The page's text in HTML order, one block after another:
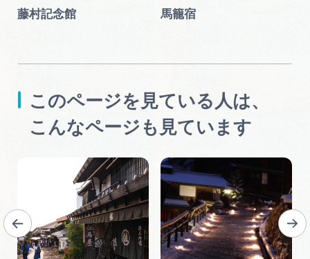
藤村記念館 馬籠宿
このページを見ている人は、
こんなページも見ています